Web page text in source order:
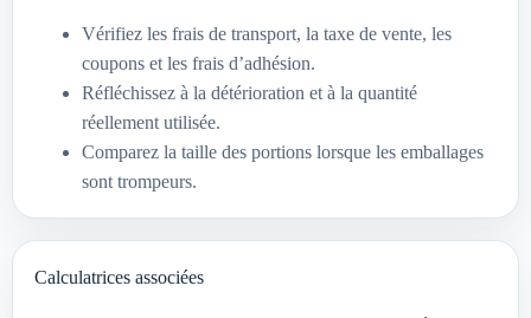
Vérifiez les frais de transport, la taxe de vente, les
coupons et les frais d’adhésion.
Réfléchissez à la détérioration et à la quantité
réellement utilisée.
Comparez la taille des portions lorsque les emballages
sont trompeurs.
Calculatrices associées